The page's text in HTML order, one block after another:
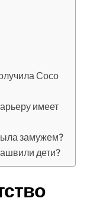
Сосо
имеет
замужем?
дети?